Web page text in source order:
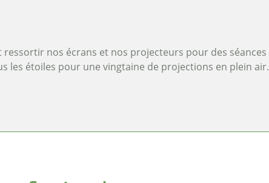
nos écrans et nos projecteurs pour des
les étoiles pour une vingtaine de projections en plein air.